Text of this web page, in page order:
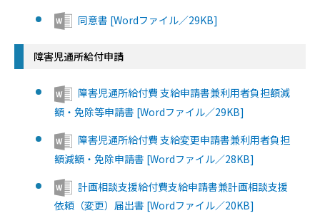
同意書 [Wordファイル／29KB]
障害児通所給付申請
障害児通所給付費 支給申請書兼利用者負担額減
額・免除等申請書 [Wordファイル／29KB]
障害児通所給付費 支給変更申請書兼利用者負担
額減額・免除申請書 [Wordファイル／28KB]
計画相談支援給付費支給申請書兼計画相談支援
依頼（変更）届出書 [Wordファイル／20KB]